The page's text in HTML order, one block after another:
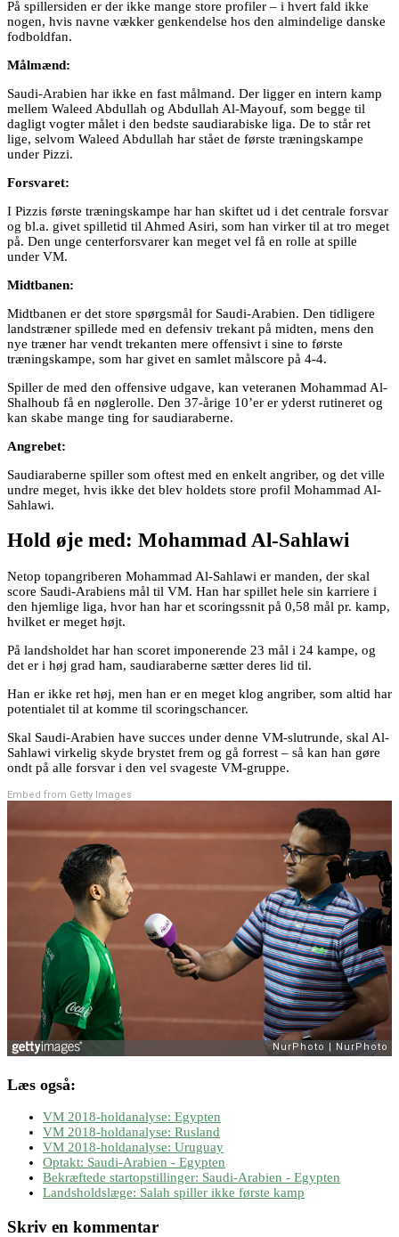
På spillersiden er der ikke mange store profiler – i hvert fald ikke
nogen, hvis navne vækker genkendelse hos den almindelige danske
fodboldfan.
Målmænd:
Saudi-Arabien har ikke en fast målmand. Der ligger en intern kamp
mellem Waleed Abdullah og Abdullah Al-Mayouf, som begge til
dagligt vogter målet i den bedste saudiarabiske liga. De to står ret
lige, selvom Waleed Abdullah har stået de første træningskampe
under Pizzi.
Forsvaret:
I Pizzis første træningskampe har han skiftet ud i det centrale forsvar
og bl.a. givet spilletid til Ahmed Asiri, som han virker til at tro meget
på. Den unge centerforsvarer kan meget vel få en rolle at spille
under VM.
Midtbanen:
Midtbanen er det store spørgsmål for Saudi-Arabien. Den tidligere
landstræner spillede med en defensiv trekant på midten, mens den
nye træner har vendt trekanten mere offensivt i sine to første
træningskampe, som har givet en samlet målscore på 4-4.
Spiller de med den offensive udgave, kan veteranen Mohammad Al-
Shalhoub få en nøglerolle. Den 37-årige 10’er er yderst rutineret og
kan skabe mange ting for saudiaraberne.
Angrebet:
Saudiaraberne spiller som oftest med en enkelt angriber, og det ville
undre meget, hvis ikke det blev holdets store profil Mohammad Al-
Sahlawi.
Hold øje med: Mohammad Al-Sahlawi
Netop topangriberen Mohammad Al-Sahlawi er manden, der skal
score Saudi-Arabiens mål til VM. Han har spillet hele sin karriere i
den hjemlige liga, hvor han har et scoringssnit på 0,58 mål pr. kamp,
hvilket er meget højt.
På landsholdet har han scoret imponerende 23 mål i 24 kampe, og
det er i høj grad ham, saudiaraberne sætter deres lid til.
Han er ikke ret høj, men han er en meget klog angriber, som altid har
potentialet til at komme til scoringschancer.
Skal Saudi-Arabien have succes under denne VM-slutrunde, skal Al-
Sahlawi virkelig skyde brystet frem og gå forrest – så kan han gøre
ondt på alle forsvar i den vel svageste VM-gruppe.
Embed from Getty Images
Læs også:
VM 2018-holdanalyse: Egypten
VM 2018-holdanalyse: Rusland
VM 2018-holdanalyse: Uruguay
Optakt: Saudi-Arabien - Egypten
Bekræftede startopstillinger: Saudi-Arabien - Egypten
Landsholdslæge: Salah spiller ikke første kamp
Skriv en kommentar